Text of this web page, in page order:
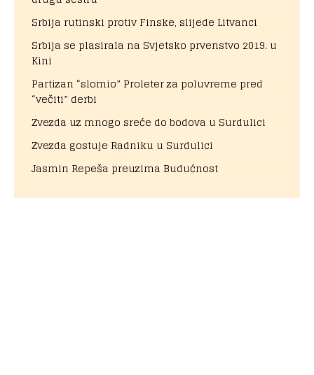
Srbija rutinski protiv Finske, slijede Litvanci
Srbija se plasirala na Svjetsko prvenstvo 2019. u
Kini
Partizan “slomio” Proleter za poluvreme pred
“večiti” derbi
Zvezda uz mnogo sreće do bodova u Surdulici
Zvezda gostuje Radniku u Surdulici
Jasmin Repeša preuzima Budućnost